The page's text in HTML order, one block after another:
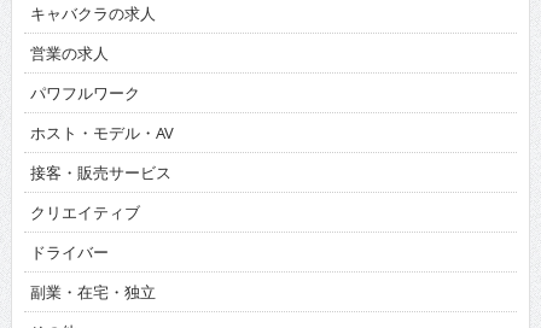
キャバクラの求人
営業の求人
パワフルワーク
ホスト・モデル・AV
接客・販売サービス
クリエイティブ
ドライバー
副業・在宅・独立